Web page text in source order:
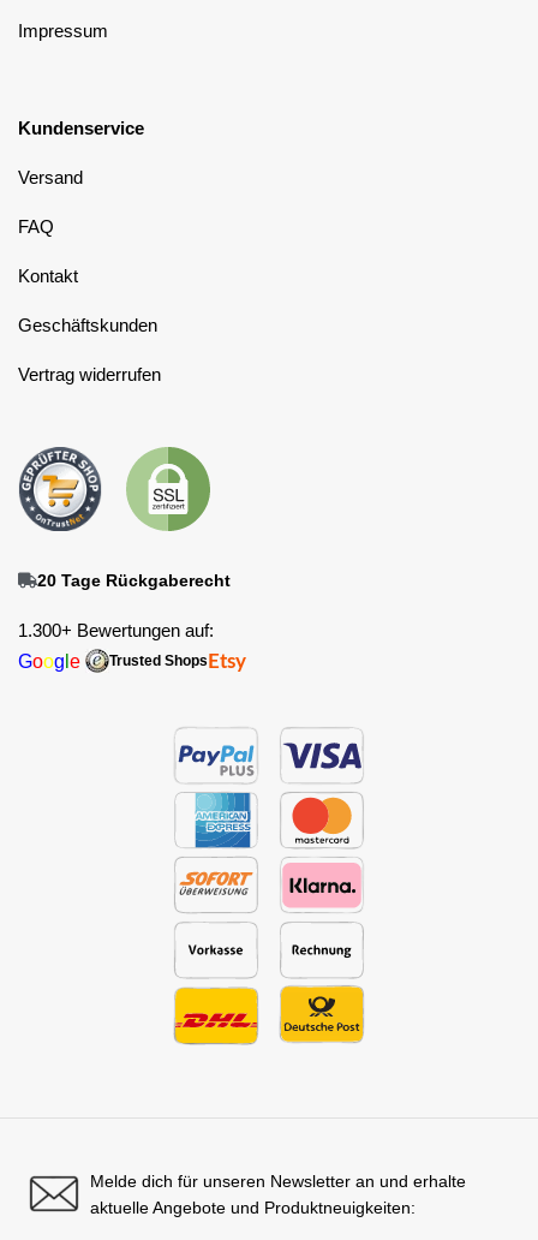
Impressum
Kundenservice
Versand
FAQ
Kontakt
Geschäftskunden
Vertrag widerrufen
20 Tage Rückgaberecht
1.300+ Bewertungen auf:
Goog e Trusted Shops Etsy
Melde dich für unseren Newsletter an und erhalte
aktuelle Angebote und Produktneuigkeiten: